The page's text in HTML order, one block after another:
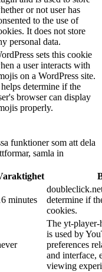
or not user has
to the use of
It does not store
personal data.
sets this cookie
a user interacts with
on a WordPress site.
determine if the
browser can display
properly.
funktioner som att dela
samla in
minutes
determine if
cookies.
The yt-player-
is used by
preferences
and interface,
viewing